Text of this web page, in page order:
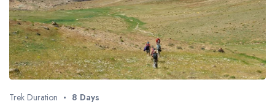
Trek Duration 8 Days